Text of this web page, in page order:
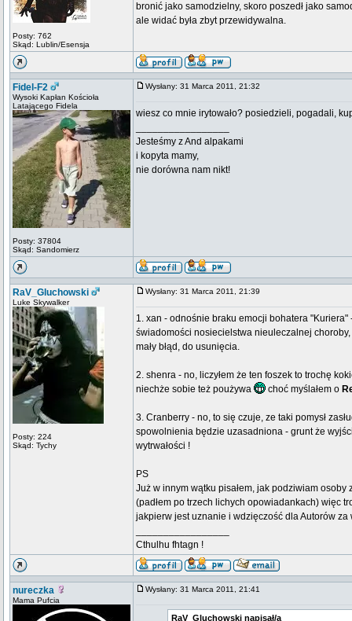
Posty: 762
Skąd: Lublin/Esensja
bronić jako samodzielny, skoro poszedł jako
ale widać była zbyt przewidywalna.
Fidel-F2
Wysoki Kapłan Kościoła
Latającego Fidela
Posty: 37804
Skąd: Sandomierz
Wysłany: 31 Marca 2011, 21:32
wiesz co mnie irytowało? posiedzieli, pogadali,
Jesteśmy z And alpakami
i kopyta mamy,
nie dorówna nam nikt!
RaV_Gluchowski
Luke Skywalker
Posty: 224
Skąd: Tychy
Wysłany: 31 Marca 2011, 21:39
1. xan - odnośnie braku emocji bohatera "Kuriera"
świadomości nosiecielstwa nieuleczalnej
mały błąd, do usunięcia.
2. shenra - no, liczyłem że ten foszek to trochę
niechże sobie też poużywa
choć myślałem o
3. Cranberry - no, to się czuje, ze taki pomysł
spowolnienia będzie uzasadniona - grunt że
wytrwałości !
PS
Już w innym wątku pisałem, jak podziwiam
(padłem po trzech lichych opowiadankach) więc
jakpierw jest uznanie i wdzięczość dla Autorów za
Cthulhu fhtagn !
nureczka
Mama Pufcia
Wysłany: 31 Marca 2011, 21:41
RaV_Gluchowski napisał/a